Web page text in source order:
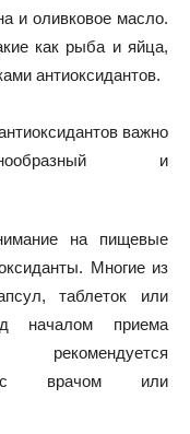
и оливковое масло.
как рыба и яйца,
антиоксидантов.
важно
и
на пищевые
Многие из
таблеток или
началом приема
с врачом или